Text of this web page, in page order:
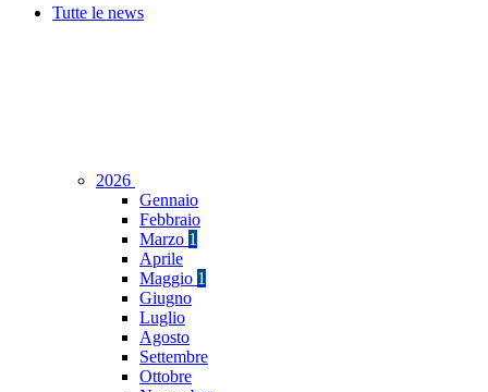
Tutte le news
2026
Gennaio
Febbraio
Marzo 1
Aprile
Maggio 1
Giugno
Luglio
Agosto
Settembre
Ottobre